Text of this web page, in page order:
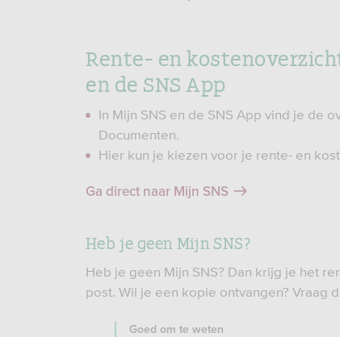
Rente- en
en de SNS App
In Mijn SNS en de SNS App vind je de
Documenten.
Hier kun je kiezen voor je rente- en
Ga direct naar Mijn SNS
Heb je geen Mijn SNS?
Heb je geen Mijn SNS? Dan krijg je het
post. Wil je een kopie ontvangen? Vraag
Goed om te weten